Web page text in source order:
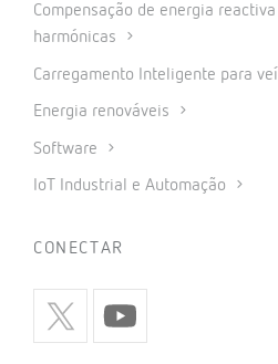
Compensação de energia
harmónicas
Carregamento Inteligente para
Energia renováveis
Software
IoT Industrial e Automação
CONECTAR